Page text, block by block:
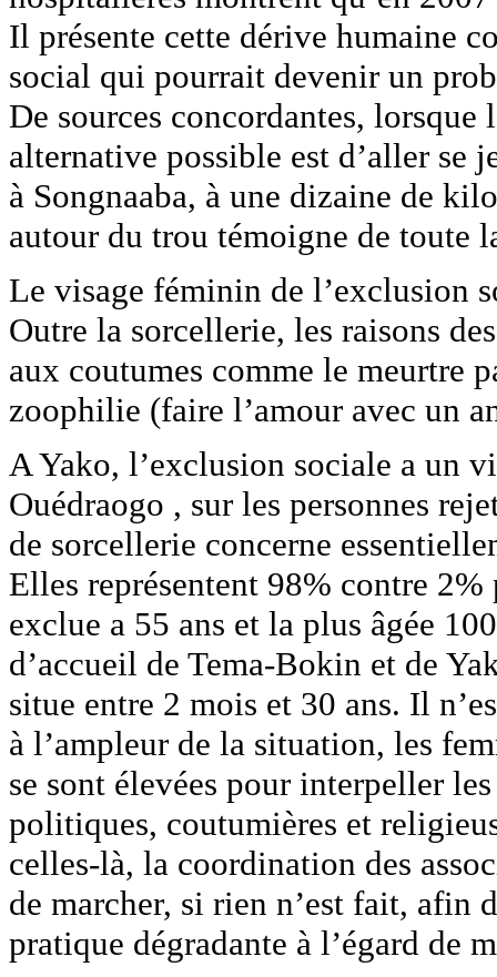
Il présente cette dérive humaine
social qui pourrait devenir un
De sources concordantes, lorsque
alternative possible est d’aller se
à Songnaaba, à une dizaine de
autour du trou témoigne de toute
Le visage féminin de l’exclusion
Outre la sorcellerie, les raisons
aux coutumes comme le meurtre
zoophilie (faire l’amour avec un
A Yako, l’exclusion sociale a un
Ouédraogo , sur les personnes
de sorcellerie concerne
Elles représentent 98% contre
exclue a 55 ans et la plus âgée
d’accueil de Tema-Bokin et de
situe entre 2 mois et 30 ans. Il
à l’ampleur de la situation, les
se sont élevées pour interpeller
politiques, coutumières et
celles-là, la coordination des
de marcher, si rien n’est fait, afin
pratique dégradante à l’égard de